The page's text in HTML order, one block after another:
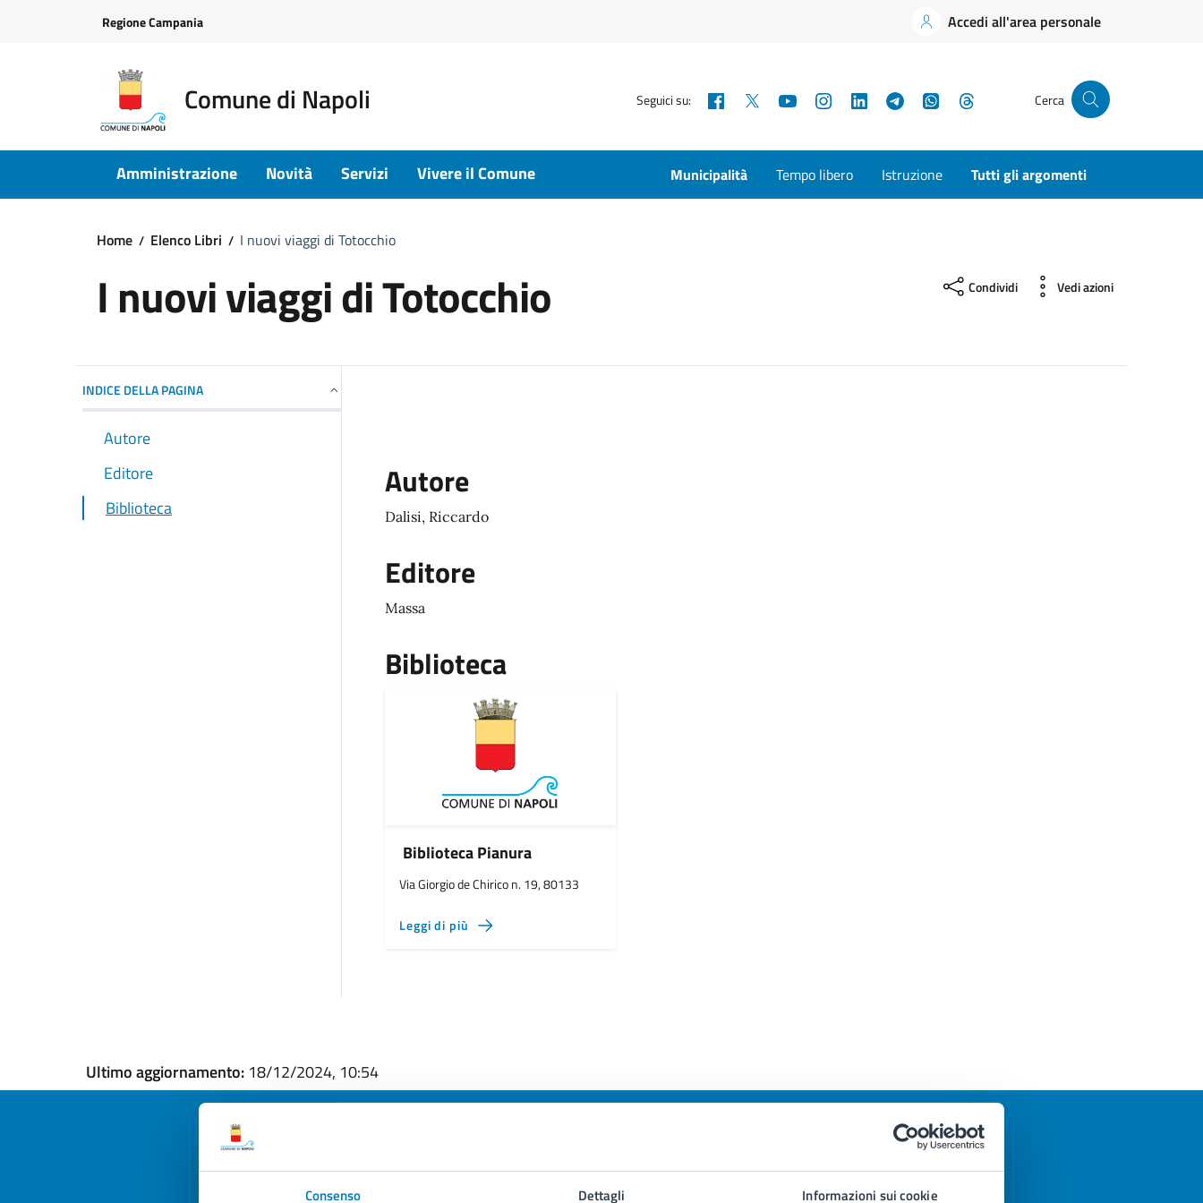
Consenso Dettagli Informazioni sui cookie
Regione Campania Accedi all'area personale
Comune di Napoli Seguici su: Facebook YouTubeInstagramLinkedInTelegramWhatsApp Cerca
Amministrazione Novità Servizi Vivere il Comune Municipalità Tempo libero Istruzione Tutti gli argomenti
Home Elenco Libri I nuovi viaggi di Totocchio
I nuovi viaggi di Totocchio Condividi Vedi azioni
INDICE DELLA PAGINA
Autore
Editore
Biblioteca
Autore
Dalisi, Riccardo
Editore
Massa
Biblioteca
Biblioteca Pianura
Via Giorgio de Chirico n. 19, 80133
Leggi di più
Ultimo aggiornamento: 18/12/2024, 10:54